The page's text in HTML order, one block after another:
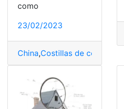
como
23/02/2023
China,Costillas de cerdo